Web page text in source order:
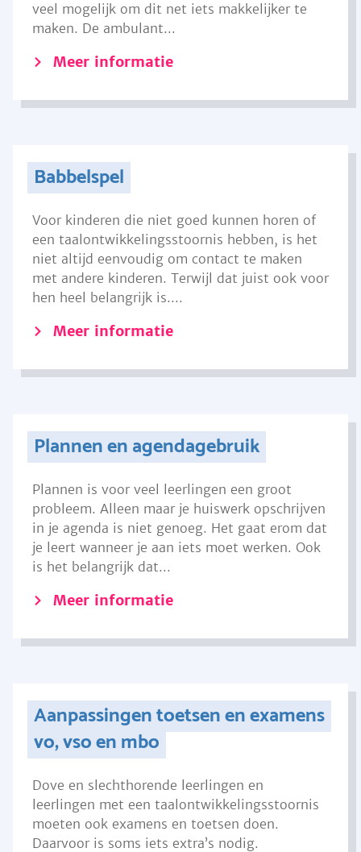
veel mogelijk om dit net iets makkelijker te
maken. De ambulant...
Meer informatie
Babbelspel
Voor kinderen die niet goed kunnen horen of
een taalontwikkelingsstoornis hebben, is het
niet altijd eenvoudig om contact te maken
met andere kinderen. Terwijl dat juist ook voor
hen heel belangrijk is....
Meer informatie
Plannen en agendagebruik
Plannen is voor veel leerlingen een groot
probleem. Alleen maar je huiswerk opschrijven
in je agenda is niet genoeg. Het gaat erom dat
je leert wanneer je aan iets moet werken. Ook
is het belangrijk dat...
Meer informatie
Aanpassingen toetsen en examens
vo, vso en mbo
Dove en slechthorende leerlingen en
leerlingen met een taalontwikkelingsstoornis
moeten ook examens en toetsen doen.
Daarvoor is soms iets extra’s nodig.